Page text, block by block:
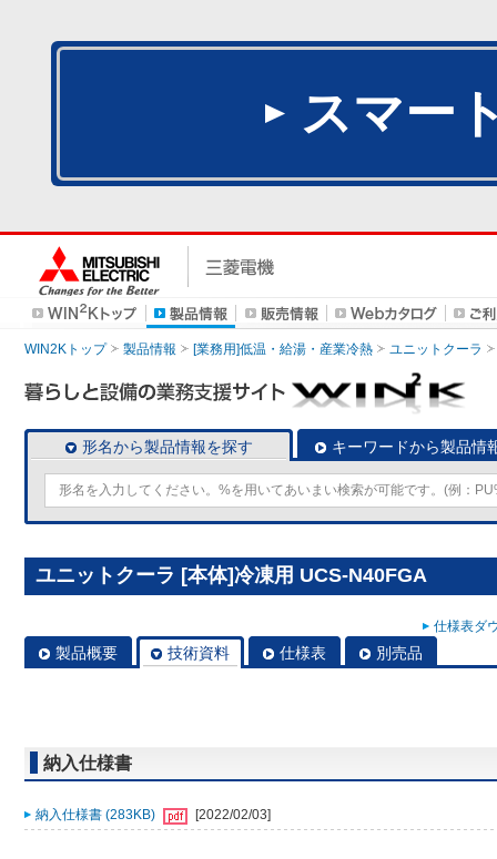
スマー
WIN2Kトップ 製品情報 [業務用]低温・給湯・産業冷熱 ユニットクーラ
形名から製品情報を探す キーワードから製品情
ユニットクーラ [本体]冷凍用 UCS-N40FGA
仕様表ダ
製品概要 技術資料 仕様表 別売品
納入仕様書
納入仕様書 (283KB) [2022/02/03]